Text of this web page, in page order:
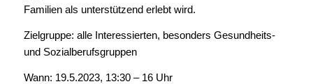
Familien als unterstützend erlebt wird.
Zielgruppe: alle Interessierten, besonders Gesundheits-
und Sozialberufsgruppen
Wann: 19.5.2023, 13:30 – 16 Uhr